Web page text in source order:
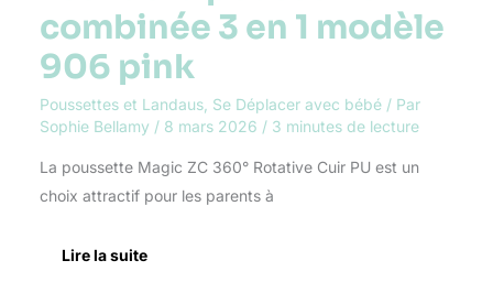
combinée 3 en 1 modèle
906 pink
Poussettes et Landaus, Se Déplacer avec bébé/ Par
Sophie Bellamy / 8 mars 2026 / 3 minutes de lecture
La poussette Magic ZC 360° Rotative Cuir PU est un
choix attractif pour les parents à
Lire la suite